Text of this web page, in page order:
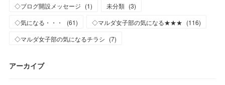
◇ブログ開設メッセージ (1) 未分類 (3)
◇気になる・・・
(61) ◇マルダ女子部の気になる★★★ (116)
◇マルダ女子部の気になるチラシ (7)
アーカイブ